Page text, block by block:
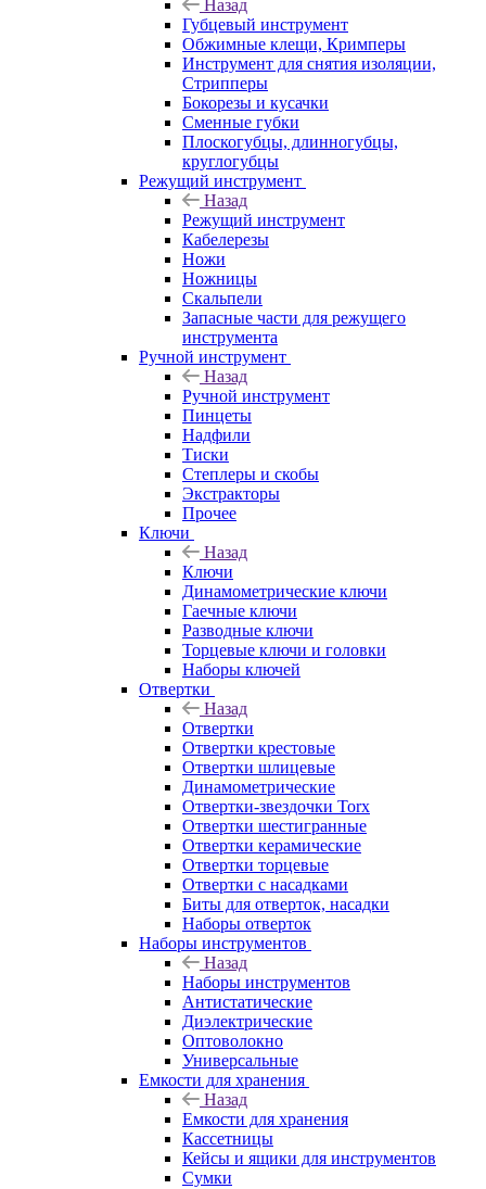
Назад
Губцевый инструмент
Обжимные клещи, Кримперы
Инструмент для снятия изоляции,
Стрипперы
Бокорезы и кусачки
Сменные губки
Плоскогубцы, длинногубцы,
круглогубцы
Режущий инструмент
Назад
Режущий инструмент
Кабелерезы
Ножи
Ножницы
Скальпели
Запасные части для режущего
инструмента
Ручной инструмент
Назад
Ручной инструмент
Пинцеты
Надфили
Тиски
Степлеры и скобы
Экстракторы
Прочее
Ключи
Назад
Ключи
Динамометрические ключи
Гаечные ключи
Разводные ключи
Торцевые ключи и головки
Наборы ключей
Отвертки
Назад
Отвертки
Отвертки крестовые
Отвертки шлицевые
Динамометрические
Отвертки-звездочки Torx
Отвертки шестигранные
Отвертки керамические
Отвертки торцевые
Отвертки с насадками
Биты для отверток, насадки
Наборы отверток
Наборы инструментов
Назад
Наборы инструментов
Антистатические
Диэлектрические
Оптоволокно
Универсальные
Емкости для хранения
Назад
Емкости для хранения
Кассетницы
Кейсы и ящики для инструментов
Сумки